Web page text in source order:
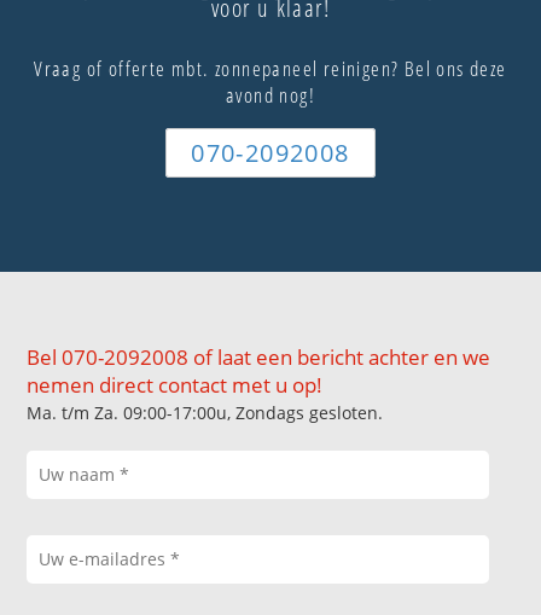
voor u klaar!
Vraag of offerte mbt. zonnepaneel reinigen? Bel ons deze
avond nog!
070-2092008
Bel 070-2092008 of laat een bericht achter en we
nemen direct contact met u op!
Ma. t/m Za. 09:00-17:00u, Zondags gesloten.